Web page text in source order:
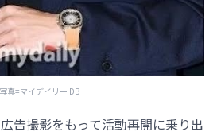
写真=マイデイリー DB
告撮影をもって活動再開に乗り出